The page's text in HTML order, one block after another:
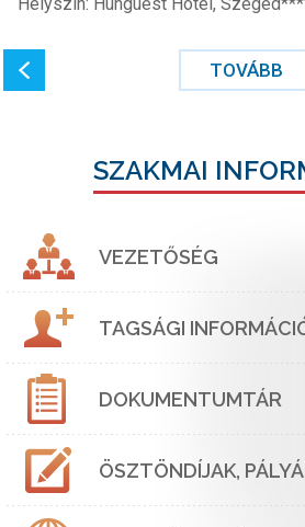
TOVÁBB
SZAKMAI
VEZETŐSÉG
TAGSÁGI
DOKUMENTUMTÁR
ÖSZTÖNDÍJAK,